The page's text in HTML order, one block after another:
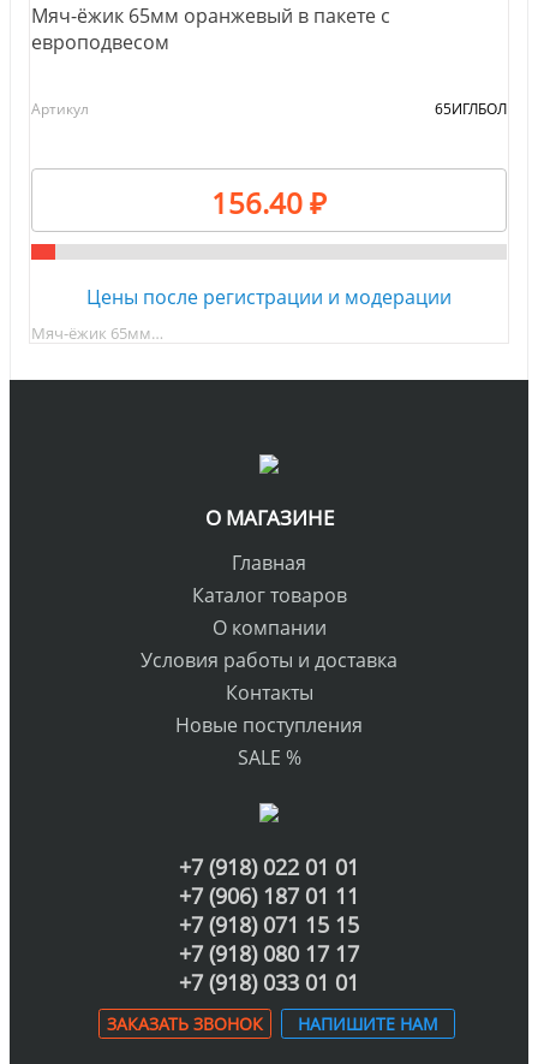
Мяч-ёжик 65мм оранжевый в пакете с
европодвесом
Артикул 65ИГЛБОЛ
156.40 ₽
Цены после регистрации и модерации
Мяч-ёжик 65мм…
О МАГАЗИНЕ
Главная
Каталог товаров
О компании
Условия работы и доставка
Контакты
Новые поступления
SALE %
+7 (918) 022 01 01
+7 (906) 187 01 11
+7 (918) 071 15 15
+7 (918) 080 17 17
+7 (918) 033 01 01
ЗАКАЗАТЬ ЗВОНОК НАПИШИТЕ НАМ